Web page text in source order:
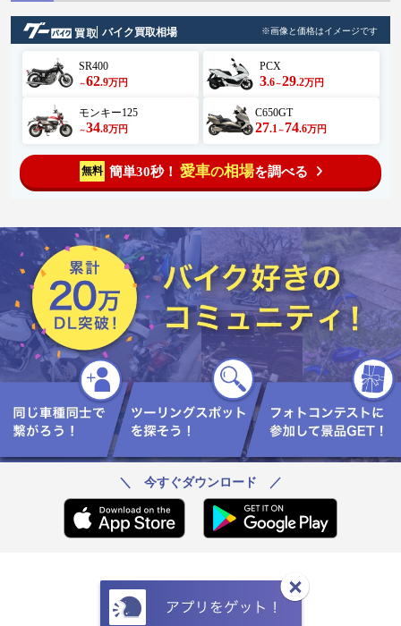
バイク買取相場 ※画像と価格はイメージです
SR400
～62.9万円
PCX
3.6～29.2万円
モンキー125
～34.8万円
C650GT
27.1 ～ 74.6万円
無料 簡単30秒！ 愛車の相場を調べる
＼ 今すぐダウンロード ／